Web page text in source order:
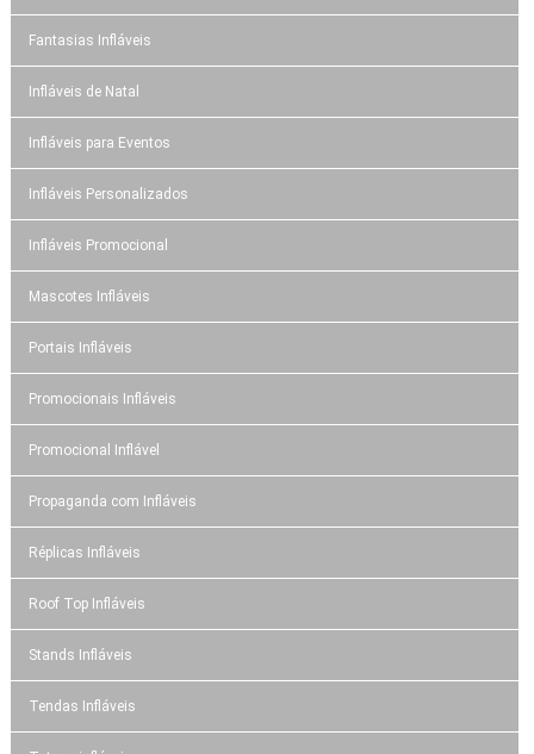
Fantasias Infláveis
Infláveis de Natal
Infláveis para Eventos
Infláveis Personalizados
Infláveis Promocional
Mascotes Infláveis
Portais Infláveis
Promocionais Infláveis
Promocional Inflável
Propaganda com Infláveis
Réplicas Infláveis
Roof Top Infláveis
Stands Infláveis
Tendas Infláveis